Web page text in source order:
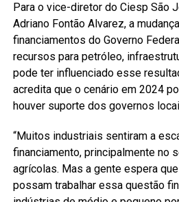
Para o vice-diretor do Ciesp São
Adriano Fontão Alvarez, a
financiamentos do Governo
recursos para petróleo,
pode ter influenciado esse
acredita que o cenário em 2024
houver suporte dos governos
“Muitos industriais sentiram a
financiamento, principalmente no
agrícolas. Mas a gente espera
possam trabalhar essa questão